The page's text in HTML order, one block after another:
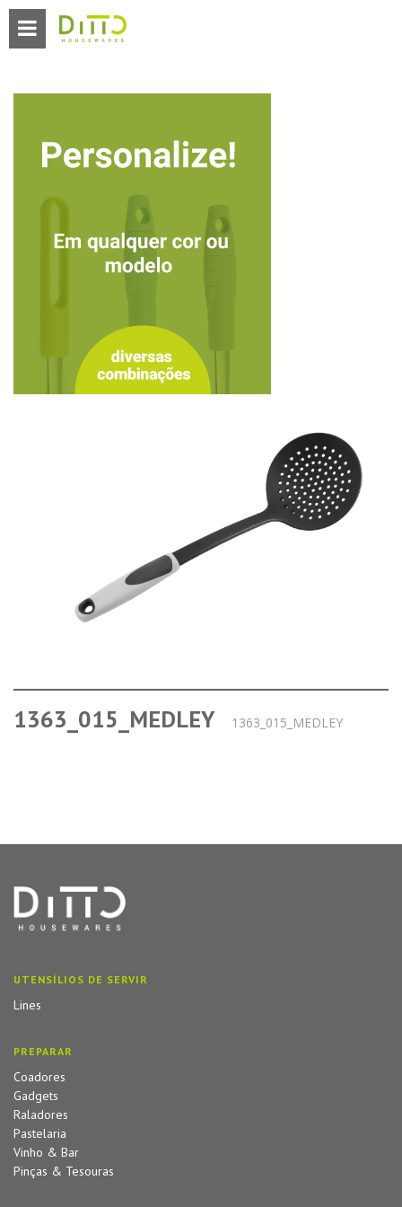
1363_015_MEDLEY 1363_015_MEDLEY
UTENSÍLIOS DE SERVIR
Lines
PREPARAR
Coadores
Gadgets
Raladores
Pastelaria
Vinho & Bar
Pinças & Tesouras